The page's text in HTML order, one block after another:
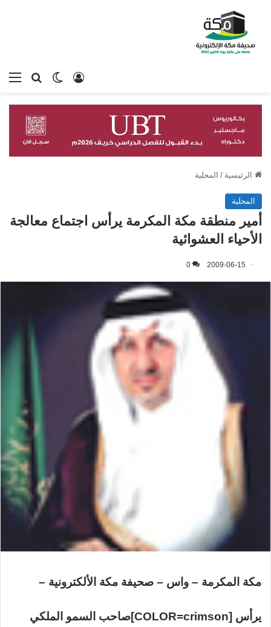
بحثالوضع
تسجيل الدخول
الرئيسية / المحلية
المحلية
أمير منطقة مكة المكرمة يرأس اجتماع معالجة
الأحياء العشوائية
2009-06-15
0
مكة المكرمة – واس – صحيفة مكة الألكترونية –
يرأس [COLOR=crimson]صاحب السمو الملكي